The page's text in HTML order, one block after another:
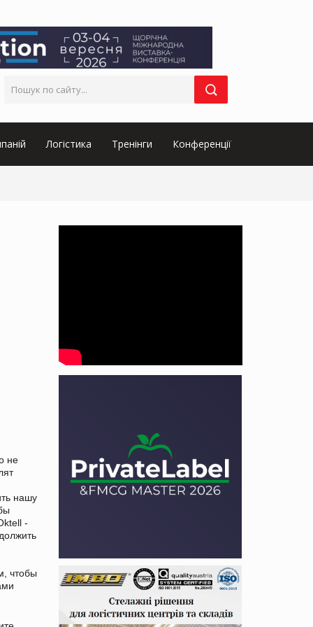
Логістика Тренінги Конференції
не
нашу
-
чтобы